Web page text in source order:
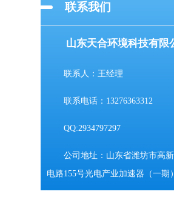
联系我们
山东天合环境科技有限
联系人：王经理
联系电话：13276363312
QQ:2934797297
公司地址：山东省潍坊市高
电路155号光电产业加速器（一期）